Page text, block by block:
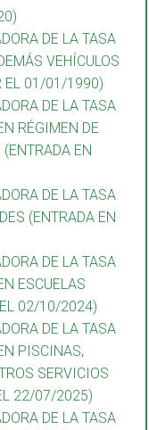
DE LA TASA
VEHÍCULOS
EL 01/01/1990)
DE LA TASA
RÉGIMEN DE
EN
DE LA TASA
(ENTRADA EN
DE LA TASA
ESCUELAS
EL 02/10/2024)
DE LA TASA
PISCINAS,
SERVICIOS
22/07/2025)
DE LA TASA